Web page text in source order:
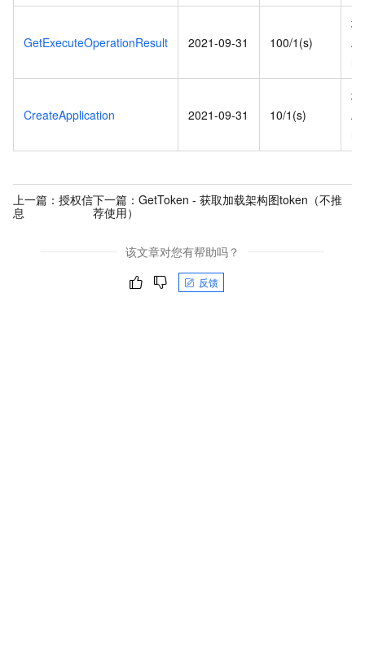
GetExecuteOperationResult 2021-09-31 100/1(s)
CreateApplication 2021-09-31 10/1(s)
上一篇： 授权信
息
下一篇：GetToken - 获取加载架构图token（不推
荐使用）
该文章对您有帮助吗？
反馈